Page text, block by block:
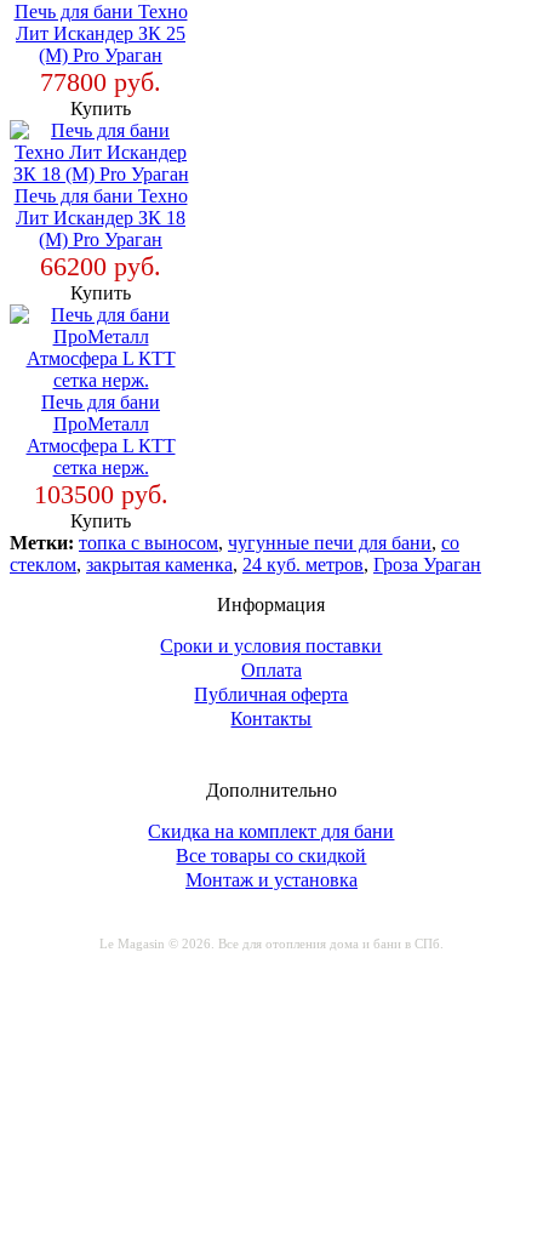
Печь для бани Техно
Лит Искандер ЗК 25
(М) Pro Ураган
77800 руб.
Купить
Печь для бани Техно
Лит Искандер ЗК 18
(М) Pro Ураган
66200 руб.
Купить
Печь для бани
ПроМеталл
Атмосфера L КТТ
сетка нерж.
103500 руб.
Купить
Метки: топка с выносом, чугунные печи для бани, со
стеклом, закрытая каменка, 24 куб. метров, Гроза Ураган
Информация
Сроки и условия поставки
Оплата
Публичная оферта
Контакты
Дополнительно
Скидка на комплект для бани
Все товары со скидкой
Монтаж и установка
Le Magasin © 2026. Все для отопления дома и бани в СПб.